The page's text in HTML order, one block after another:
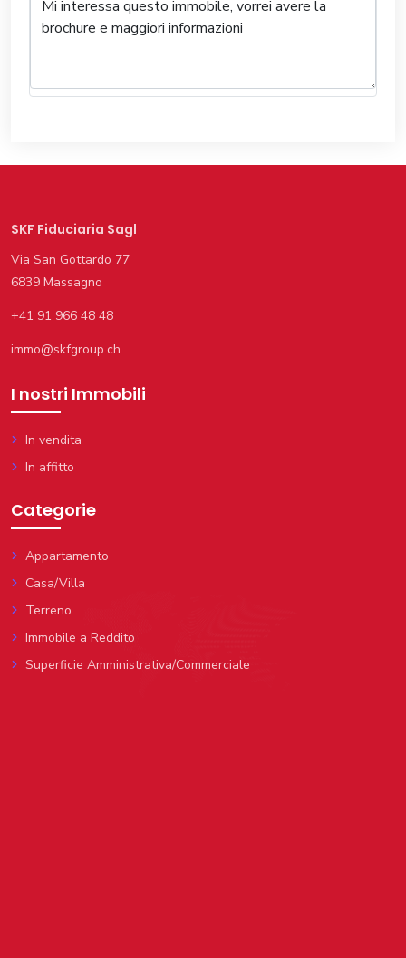
SKF Fiduciaria Sagl
Via San Gottardo 77
6839 Massagno
+41 91 966 48 48
immo@skfgroup.ch
I nostri Immobili
In vendita
In affitto
Categorie
Appartamento
Casa/Villa
Terreno
Immobile a Reddito
Superficie Amministrativa/Commerciale